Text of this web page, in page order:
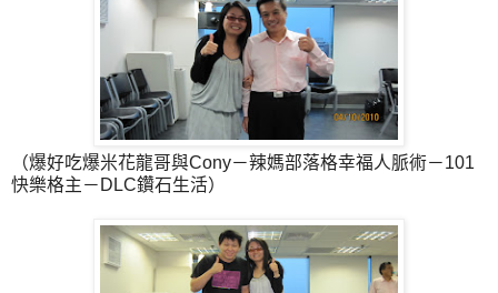
（爆好吃爆米花龍哥與Cony－辣媽部落格幸福人脈術－101
快樂格主－DLC鑽石生活）